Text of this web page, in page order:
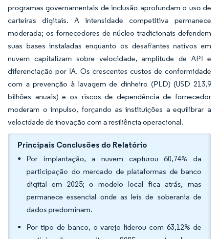
programas governamentais de inclusão aprofundam o uso de
carteiras digitais. A intensidade competitiva permanece
moderada; os fornecedores de núcleo tradicionais defendem
suas bases instaladas enquanto os desafiantes nativos em
nuvem capitalizam sobre velocidade, amplitude de API e
diferenciação por IA. Os crescentes custos de conformidade
com a prevenção à lavagem de dinheiro (PLD) (USD 213,9
bilhões anuais) e os riscos de dependência de fornecedor
moderam o impulso, forçando as instituições a equilibrar a
velocidade de inovação com a resiliência operacional.
Principais Conclusões do Relatório
Por implantação, a nuvem capturou 60,74% da
participação do mercado de plataformas de banco
digital em 2025; o modelo local fica atrás, mas
permanece essencial onde as leis de soberania de
dados predominam.
Por tipo de banco, o varejo liderou com 63,12% de